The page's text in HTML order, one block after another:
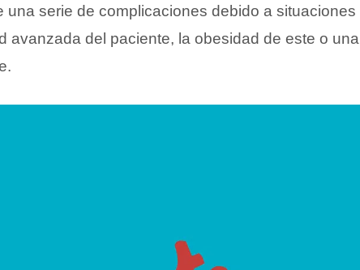
una serie de complicaciones debido a situaciones
avanzada del paciente, la obesidad de este o una